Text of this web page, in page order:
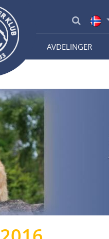
AVDELINGER